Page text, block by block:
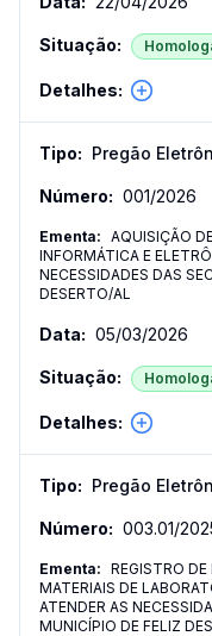
Pregão
001/2026
AQUISIÇÃO
INFORMÁTICA E
NECESSIDADES DAS
DESERTO/AL
05/03/2026
Pregão
003.01/
REGISTRO
MATERIAIS DE
ATENDER AS
MUNICÍPIO DE FELIZ